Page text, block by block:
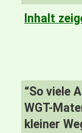
Inhalt
“So viele
WGT-
kleiner